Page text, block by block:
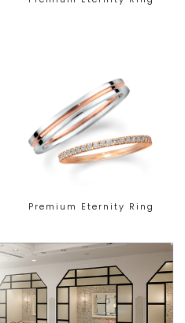
Premium Eternity Ring